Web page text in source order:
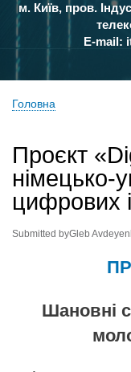
м. Київ, пров.
E-mail:
Головна
Проєкт
німецько-
цифрових
Submitted byGleb
Шановні